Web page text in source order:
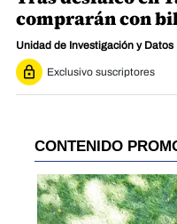
comprarán con
Unidad de Investigación y Datos
Exclusivo suscriptores